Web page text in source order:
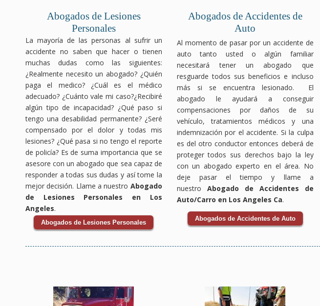
consulta gratuita y descubre cómo
podemos ayudarte a obtener la
compensación por accidente de
bicicleta que te corresponde.
Abogados de Lesiones
Personales
La mayoría de las personas al sufrir un
accidente no saben que hacer o tienen
muchas dudas como las siguientes:
¿Realmente necesito un abogado? ¿Quién
paga el medico? ¿Cuál es el médico
adecuado? ¿Cuánto vale mi caso?¿Recibiré
algún tipo de incapacidad? ¿Qué paso si
tengo una desabilidad permanente? ¿Seré
compensado por el dolor y todas mis
lesiones? ¿Qué pasa si no tengo el reporte
de policía? Es de suma importancia que se
asesore con un abogado que sea capaz de
responder a todas sus dudas y así tome la
mejor decisión. Llame a nuestro Abogado
de Lesiones Personales en Los
Angeles.
Abogados de Lesiones Personales
Abogados de Accidentes de
Auto
Al momento de pasar por un accidente de
auto tanto usted o algún familiar
necesitará tener un abogado que
resguarde todos sus beneficios e incluso
más si se encuentra lesionado. El
abogado le ayudará a conseguir
compensaciones por daños de su
vehículo, tratamientos médicos y una
indemnización por el accidente. Si la culpa
es del otro conductor entonces deberá de
proteger todos sus derechos bajo la ley
con un abogado experto en el área. No
deje pasar el tiempo y llame a
nuestro Abogado de Accidentes de
Auto/Carro en Los Angeles Ca.
Abogados de Accidentes de Auto